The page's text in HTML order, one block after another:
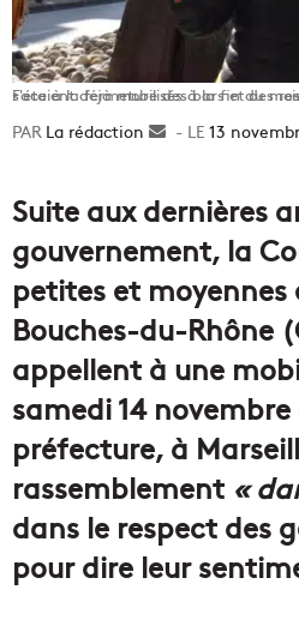
Face à la fermeture des bars et des restaurants, les professionnels s'étaient
La rédaction
Envoyer
13
Suite aux dernières
gouvernement, la
petites et moyennes
Bouches-du-Rhône
appellent à une
samedi 14
préfecture, à
rassemblement «
dans le respect des
pour dire leur